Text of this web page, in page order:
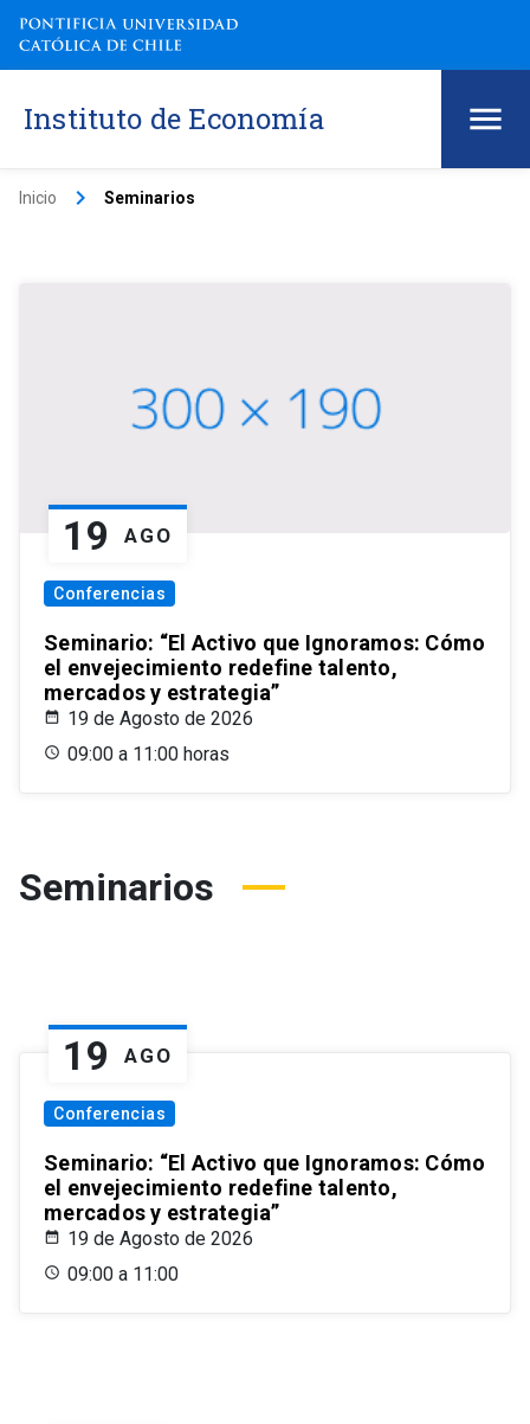
Instituto de Economía
Inicio keyboard_arrow_right Seminarios
19 AGO
Conferencias
Seminario: “El Activo que Ignoramos: Cómo
el envejecimiento redefine talento,
mercados y estrategia”
19 de Agosto de 2026
09:00 a 11:00 horas
Seminarios
19 AGO
Conferencias
Seminario: “El Activo que Ignoramos: Cómo
el envejecimiento redefine talento,
mercados y estrategia”
19 de Agosto de 2026
09:00 a 11:00